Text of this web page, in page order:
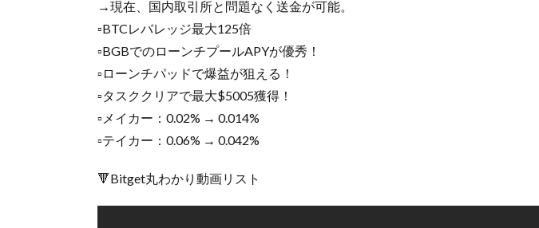
→現在、国内取引所と問題なく送金が可能。
▫️BTCレバレッジ最大125倍
▫️BGBでのローンチプールAPYが優秀！
▫️ローンチパッドで爆益が狙える！
▫️タスククリアで最大$5005獲得！
▫️メイカー：0.02% → 0.014%
▫️テイカー：0.06% → 0.042%
🔻Bitget丸わかり動画リスト